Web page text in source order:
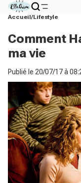
Accueil Lifestyle
Comment
ma vie
Publié le 20/07/17 à